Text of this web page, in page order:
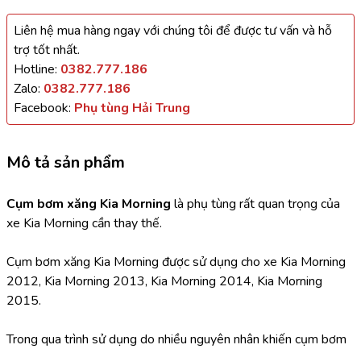
Liên hệ mua hàng ngay với chúng tôi để được tư vấn và hỗ
trợ tốt nhất.
Hotline: 0382.777.186
Zalo: 0382.777.186
Facebook: Phụ tùng Hải Trung
Mô tả sản phẩm
Cụm bơm xăng Kia Morning là phụ tùng rất quan trọng của
xe Kia Morning cần thay thế.
Cụm bơm xăng Kia Morning được sử dụng cho xe Kia Morning
2012, Kia Morning 2013, Kia Morning 2014, Kia Morning
2015.
Trong qua trình sử dụng do nhiều nguyên nhân khiến cụm bơm